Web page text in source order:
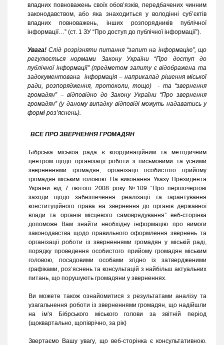
владних повноважень своїх обов’язків, передбачених чинним
законодавством, або яка знаходиться у володінні суб’єктів
владних повноважень, інших розпорядників публічної
інформації…” (ст. 1 ЗУ “Про доступ до публічної інформації”).
Увага! Слід розрізняти питання “запит на інформацію”, що
регулюється нормами Закону України “Про доступ до
публічної інформації” (предметом запиту є відображена та
задокументована інформація – наприкалад рішення міської
ради, розпорядження, протоколи, тощо) - та “звернення
громадян” – відповідно до Закону України “Про звернення
громадян” (у даному випадку відповіді можуть надаватись у
формі роз’яснень).
ВСЕ ПРО ЗВЕРНЕННЯ ГРОМАДЯН
Бібрська міськоа рада є координаційним та методичним
центром щодо організації роботи з письмовими та усними
зверненнями громадян, організації особистого прийому
громадян міським головою. На виконання Указу Президента
України від 7 лютого 2008 року №109 “Про першочергові
заходи щодо забезпечення реалізації та гарантування
конституційного права на звернення до органів державної
влади та органів місцевого самоврядування” веб-сторінка
допоможе Вам знайти необхідну інформацію про вимоги
законодавства щодо правильного оформлення звернень та
організації роботи із зверненнями громадян у міській раді,
порядку проведення особистого прийому громадян міським
головою, посадовими особами згідно із затвердженими
графіками, роз’яснень та консультацій з найбільш актуальних
питань, що порушують громадяни у зверненнях.
Ви можете також ознайомитися з результатами аналізу та
узагальнення роботи із зверненнями громадян, що надійшли
на ім’я Бібрського міського голови за звітній період
(щоквартально, щопіврічно, за рік)
Звертаємо Вашу увагу, що веб-сторінка є консультативною.